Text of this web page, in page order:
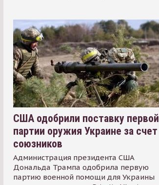
США одобрили поставку первой
партии оружия Украине за счет
союзников
Администрация президента США
Дональда Трампа одобрила первую
партию военной помощи для Украины